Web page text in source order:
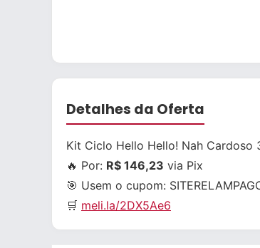
Detalhes da Oferta
Kit Ciclo Hello Hello! Nah Cardoso
🔥 Por: R$ 146,23 via Pix
🎯 Usem o cupom:
🛒 meli.la/2DX5Ae6